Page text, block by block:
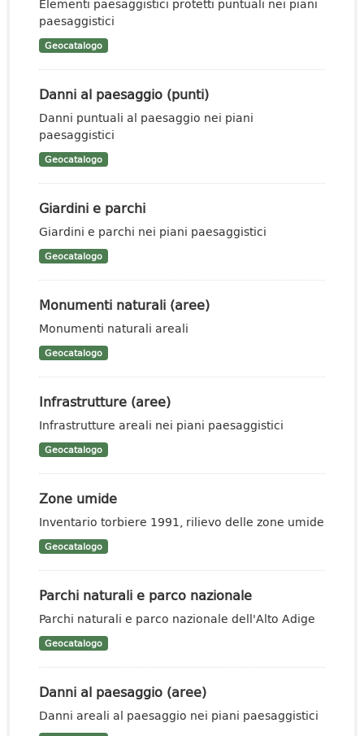
Elementi paesaggistici protetti puntuali nei piani
paesaggistici
Geocatalogo
Danni al paesaggio (punti)
Danni puntuali al paesaggio nei piani
paesaggistici
Geocatalogo
Giardini e parchi
Giardini e parchi nei piani paesaggistici
Geocatalogo
Monumenti naturali (aree)
Monumenti naturali areali
Geocatalogo
Infrastrutture (aree)
Infrastrutture areali nei piani paesaggistici
Geocatalogo
Zone umide
Inventario torbiere 1991, rilievo delle zone umide
Geocatalogo
Parchi naturali e parco nazionale
Parchi naturali e parco nazionale dell'Alto Adige
Geocatalogo
Danni al paesaggio (aree)
Danni areali al paesaggio nei piani paesaggistici